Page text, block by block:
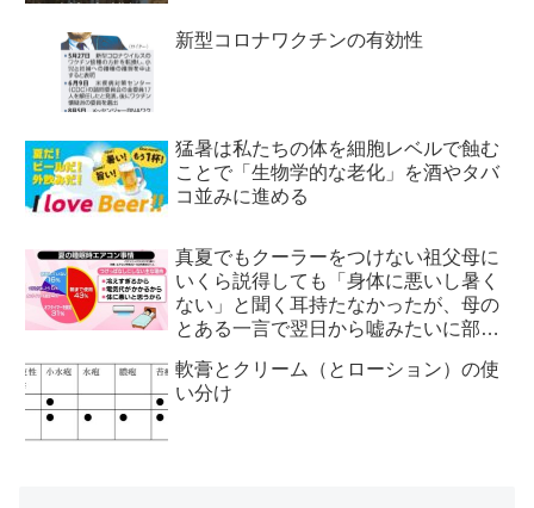
新型コロナワクチンの有効性
猛暑は私たちの体を細胞レベルで蝕む
ことで「生物学的な老化」を酒やタバ
コ並みに進める
真夏でもクーラーをつけない祖父母に
いくら説得しても「身体に悪いし暑く
ない」と聞く耳持たなかったが、母の
とある一言で翌日から嘘みたいに部屋
軟膏とクリーム（とローション）の使
い分け